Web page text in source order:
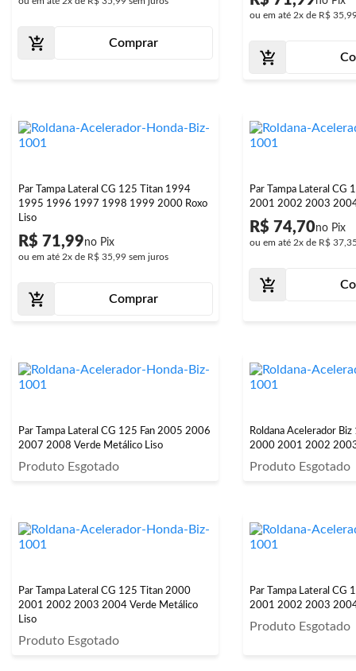
Comprar
ou em até 2x de R$
Par Tampa Lateral CG 125 Titan 1994
1995 1996 1997 1998 1999 2000 Roxo
Liso
R$ 71,99
ou em até 2x de R$ 35,99 sem juros
Comprar
Par Tampa Lateral CG
R$ 74,70
ou em até 2x de R$
Par Tampa Lateral CG 125 Fan 2005 2006
2007 2008 Verde Metálico Liso
Produto Esgotado
Roldana Acelerador
2000 2001 2002
Produto Esgotado
Par Tampa Lateral CG 125 Titan 2000
2001 2002 2003 2004 Verde Metálico
Liso
Produto Esgotado
Par Tampa Lateral CG
2001 2002 2003
Produto Esgotado